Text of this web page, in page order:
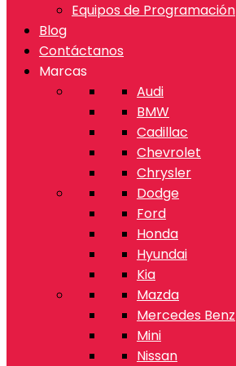
Equipos de Programación
Blog
Contáctanos
Marcas
Audi
BMW
Cadillac
Chevrolet
Chrysler
Dodge
Ford
Honda
Hyundai
Kia
Mazda
Mercedes Benz
Mini
Nissan